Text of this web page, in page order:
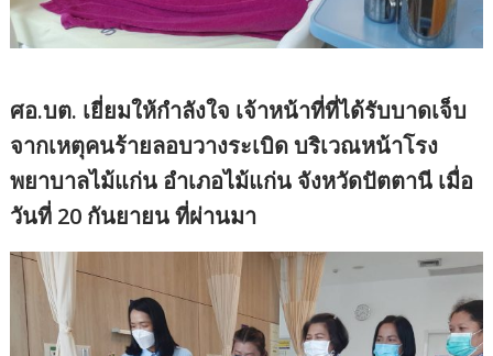
ศอ.บต. เยี่ยมให้กำลังใจ เจ้าหน้าที่ที่ได้รับบาดเจ็บ
จากเหตุคนร้ายลอบวางระเบิด บริเวณหน้าโรง
พยาบาลไม้แก่น อำเภอไม้แก่น จังหวัดปัตตานี เมื่อ
วันที่ 20 กันยายน ที่ผ่านมา